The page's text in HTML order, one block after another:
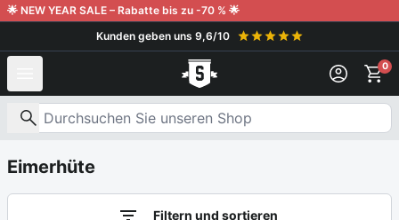
Weiter zum Inhalt
🌟 NEW YEAR SALE – Rabatte bis zu -70 % 🌟
Kunden geben uns 9,6/10
0
Nach Produkten suchen
Eimerhüte
Filtern und sortieren